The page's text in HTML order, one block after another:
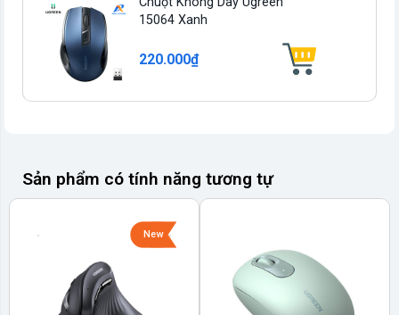
15064 Xanh
220.000₫
Sản phẩm có tính năng tương tự
New